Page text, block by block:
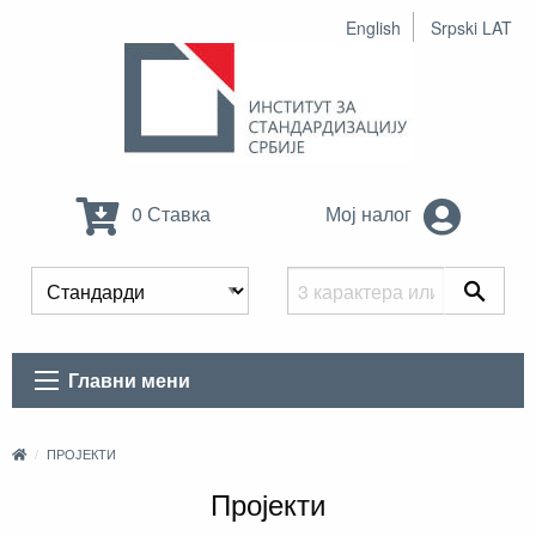
English Srpski LAT
0 Ставка Мој налог
Главни мени
ПРОЈЕКТИ
Пројекти